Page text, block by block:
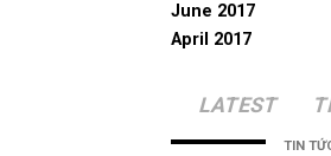
June 2017
April 2017
LATEST
TIN